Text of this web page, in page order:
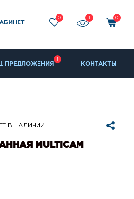
0 0
ПРЕДЛОЖЕНИЯ КОНТАКТЫ
В НАЛИЧИИ
MULTICAM